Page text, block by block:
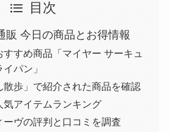
目次
販 今日の商品とお得情報
すすめ商品「マイヤー サーキュ
パン」
散歩」で紹介された商品を確認
気アイテムランキング
ーヴの評判と口コミを調査